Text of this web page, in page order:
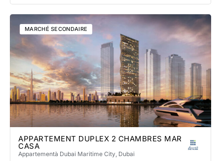
MARCHÉ SECONDAIRE
APPARTEMENT DUPLEX 2 CHAMBRES MAR
CASA
Appartementà Dubai Maritime City , Dubai